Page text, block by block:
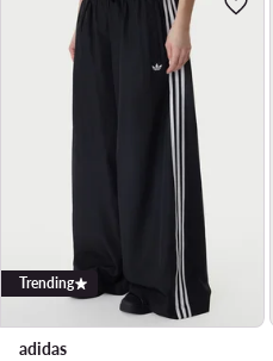
Trending
adidas